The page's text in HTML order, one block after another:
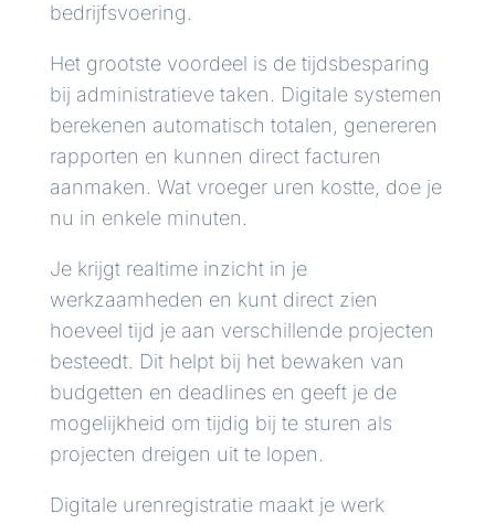
bedrijfsvoering.
Het grootste voordeel is de tijdsbesparing
bij administratieve taken. Digitale systemen
berekenen automatisch totalen, genereren
rapporten en kunnen direct facturen
aanmaken. Wat vroeger uren kostte, doe je
nu in enkele minuten.
Je krijgt realtime inzicht in je
werkzaamheden en kunt direct zien
hoeveel tijd je aan verschillende projecten
besteedt. Dit helpt bij het bewaken van
budgetten en deadlines en geeft je de
mogelijkheid om tijdig bij te sturen als
projecten dreigen uit te lopen.
Digitale urenregistratie maakt je werk